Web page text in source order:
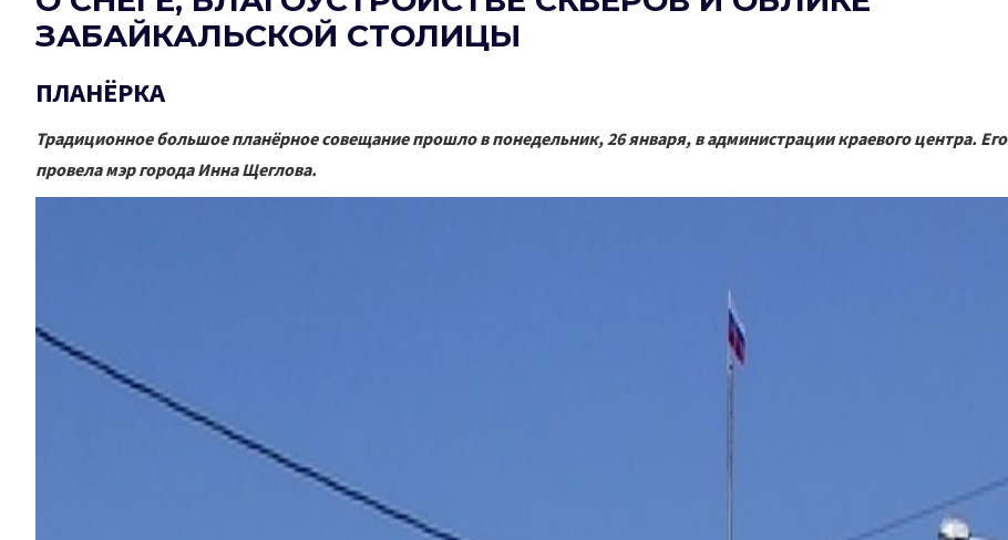
ЗАБАЙКАЛЬСКОЙ СТОЛИЦЫ
ПЛАНЁРКА
Традиционное большое планёрное совещание прошло в понедельник, 26 января, в администрации краевого центра. Его
провела мэр города Инна Щеглова.